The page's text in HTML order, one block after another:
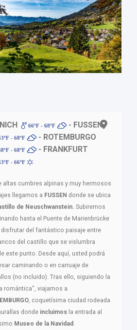
66ºF - 68ºF - FUSSEN
- 68ºF - ROTEMBURGO
- 68ºF - FRANKFURT
- 66ºF
altas cumbres alpinas y muy hermosos
llegamos a FUSSEN donde se ubica
de Neuschwanstein. Subiremos
hasta el Puente de Marienbrücke
disfrutar del fantástico paisaje entre
del castillo que se vislumbra
este punto. Desde aquí, usted podrá
caminando o en carruaje de
(no incluido). Tras ello, siguiendo la
romántica", viajamos a
, coquetísima ciudad rodeada
donde incluimos la entrada al
Museo de la Navidad .